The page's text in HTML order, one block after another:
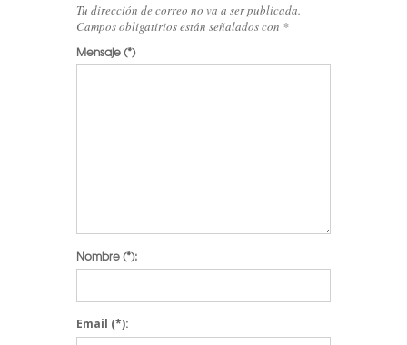
Tu dirección de correo no va a ser publicada.
Campos obligatirios están señalados con *
Mensaje(*)
Nombre(*):
Email (*):